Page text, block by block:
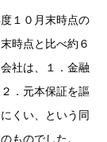
１０月末時点の
時点と比べ約６
社は、１．金融
．元本保証を謳
くい、という同
ものでした。